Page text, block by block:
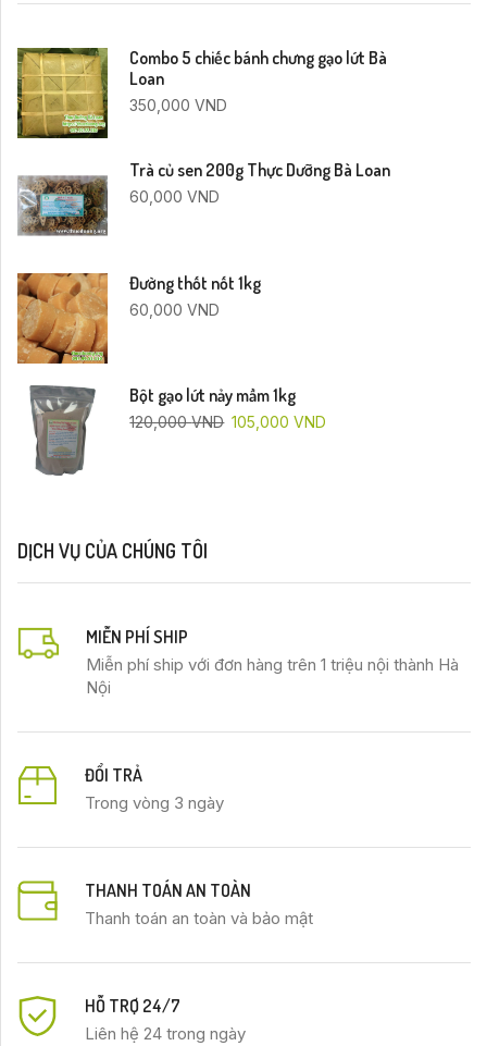
Combo 5 chiếc bánh chưng gạo lứt Bà
Loan
350,000VND
Trà củ sen 200g Thực Dưỡng Bà Loan
60,000VND
Đường thốt nốt 1kg
60,000VND
Bột gạo lứt nảy mầm 1kg
120,000VND 105,000VND
DỊCH VỤ CỦA CHÚNG TÔI
MIỄN PHÍ SHIP
Miễn phí ship với đơn hàng trên 1 triệu nội thành Hà
Nội
ĐỔI TRẢ
Trong vòng 3 ngày
THANH TOÁN AN TOÀN
Thanh toán an toàn và bảo mật
HỖ TRỢ 24/7
Liên hệ 24 trong ngày